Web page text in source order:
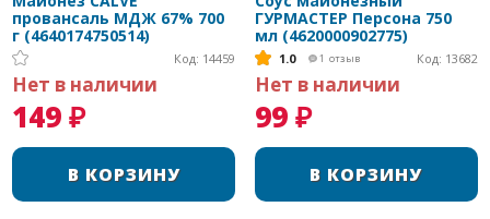
провансаль МДЖ 67% 700
г (4640174750514)
Код: 14459
Нет в наличии
149 ₽
ГУРМАСТЕР Персона 750
мл (4620000902775)
1.0 1 отзыв Код: 13682
Нет в наличии
99 ₽